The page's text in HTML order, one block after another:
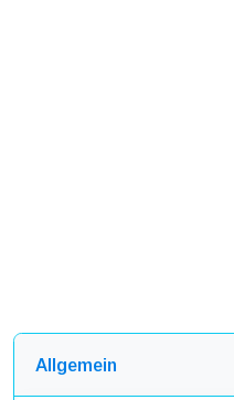
Allgemein